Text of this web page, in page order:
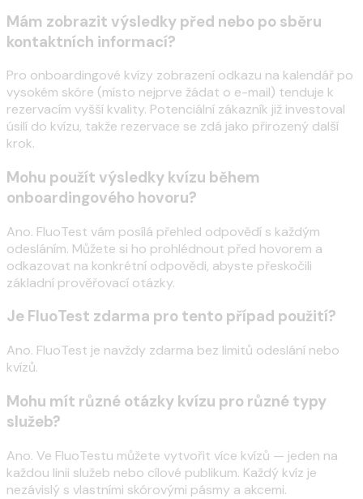
Mám zobrazit výsledky před nebo po sběru
kontaktních informací?
Pro onboardingové kvízy zobrazení odkazu na kalendář po
vysokém skóre (místo nejprve žádat o e-mail) tenduje k
rezervacím vyšší kvality. Potenciální zákazník již investoval
úsilí do kvízu, takže rezervace se zdá jako přirozený další
krok.
Mohu použít výsledky kvízu během
onboardingového hovoru?
Ano. FluoTest vám posílá přehled odpovědí s každým
odesláním. Můžete si ho prohlédnout před hovorem a
odkazovat na konkrétní odpovědi, abyste přeskočili
základní prověřovací otázky.
Je FluoTest zdarma pro tento případ použití?
Ano. FluoTest je navždy zdarma bez limitů odeslání nebo
kvízů.
Mohu mít různé otázky kvízu pro různé typy
služeb?
Ano. Ve FluoTestu můžete vytvořit více kvízů — jeden na
každou linii služeb nebo cílové publikum. Každý kvíz je
nezávislý s vlastními skórovými pásmy a akcemi.